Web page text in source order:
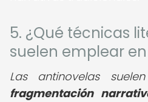
5. ¿Qué técnicas
suelen emplear
Las antinovelas
fragmentación